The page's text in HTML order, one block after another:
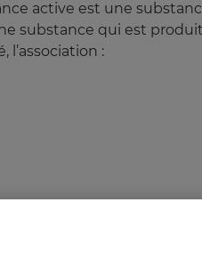
active est une
substance qui est
: